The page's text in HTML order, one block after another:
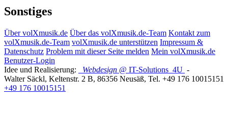
Sonstiges
Über volXmusik.de Über das volXmusik.de-Team Kontakt zum
volXmusik.de-Team volXmusik.de unterstützen Impressum &
Datenschutz Problem mit dieser Seite melden Mein volXmusik.de
Benutzer-Login
Idee und Realisierung:
Webdesign @ IT-Solutions 4U -
Walter Säckl, Keltenstr. 2 B, 86356 Neusäß, Tel. +49 176 10015151
+49 176 10015151